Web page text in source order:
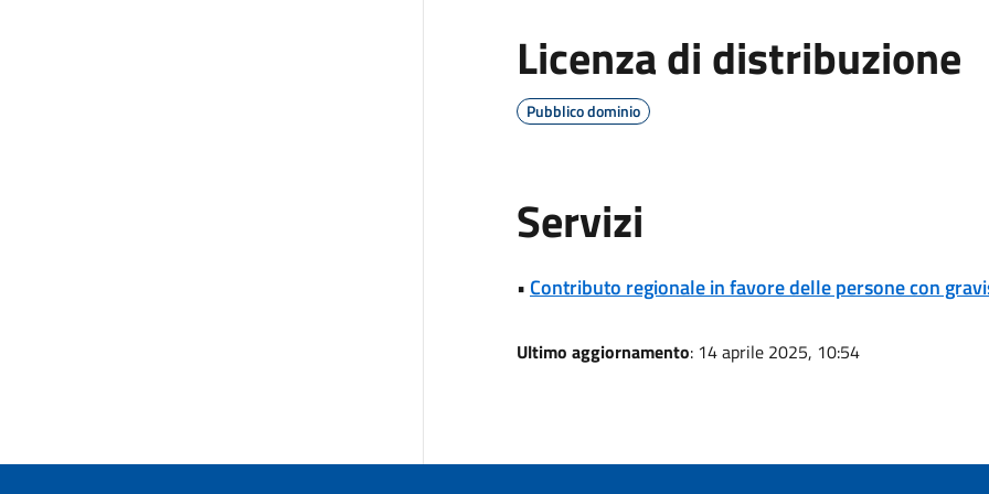
Licenza di distribuzione
Pubblico dominio
Servizi
• Contributo regionale in favore delle persone con
Ultimo aggiornamento: 14 aprile 2025, 10:54